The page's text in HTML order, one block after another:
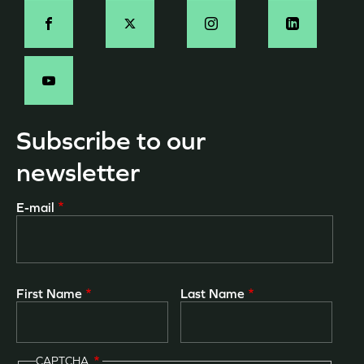
Social
-
Subscribe to our
newsletter
E-mail
First Name Last Name
CAPTCHA